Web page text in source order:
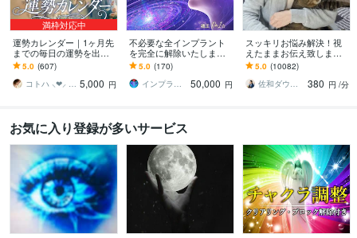
満枠対応中
運勢カレンダー｜1ヶ月先
までの毎日の運勢を出し
ます 30日×500字のおよそ
1万5千文字で細かく詳細
に記します
5.0 (607)
コトハ ⸜❤︎⸝ 新サービス提供開始✨️ 5,000 円
不必要な全インプラント
を完全に解除いたします
インプラント全解除創始
者 × 魂の解放・カルマ浄
化・能力開花
5.0 (170)
インプラント全解除創始者｜魂王DaI⭐︎
50,000 円
スッキリお悩み解決！視
えたままお伝え致します
恋愛、結婚、人間関係、
仕事、人生、ペットの気
持ち等◎祈願付き
5.0 (10082)
佐和ダウジング＆スピリットメンター
380 円 /分
お気に入り登録が多いサービス